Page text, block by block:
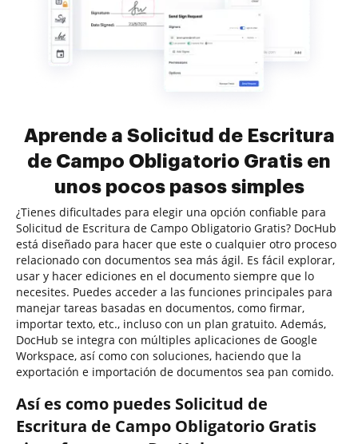
Aprende a Solicitud de Escritura
de Campo Obligatorio Gratis en
unos pocos pasos simples
¿Tienes dificultades para elegir una opción confiable para
Solicitud de Escritura de Campo Obligatorio Gratis? DocHub
está diseñado para hacer que este o cualquier otro proceso
relacionado con documentos sea más ágil. Es fácil explorar,
usar y hacer ediciones en el documento siempre que lo
necesites. Puedes acceder a las funciones principales para
manejar tareas basadas en documentos, como firmar,
importar texto, etc., incluso con un plan gratuito. Además,
DocHub se integra con múltiples aplicaciones de Google
Workspace, así como con soluciones, haciendo que la
exportación e importación de documentos sea pan comido.
Así es como puedes Solicitud de
Escritura de Campo Obligatorio Gratis